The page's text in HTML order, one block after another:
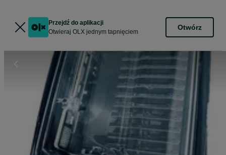
Przejdź do aplikacji
Otwieraj OLX jednym tapnięciem
Otwórz